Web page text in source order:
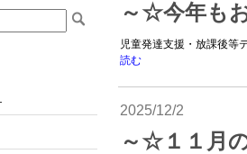
～☆今年も
児童発達支援・放課後等
読む
2025/12/2
～☆１１月